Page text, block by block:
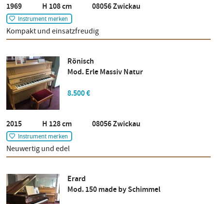
1969 H 108 cm 08056 Zwickau
Instrument merken
Kompakt und einsatzfreudig
Rönisch
Mod. Erle Massiv Natur
8.500 €
2015 H 128 cm 08056 Zwickau
Instrument merken
Neuwertig und edel
Erard
Mod. 150 made by Schimmel